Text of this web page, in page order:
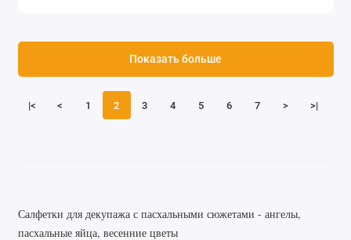
|< < 1 2 3 4 5 6 7 > >|
Показать больше
Салфетки для декупажа с пасхальными сюжетами - ангелы,
пасхальные яйца, весенние цветы